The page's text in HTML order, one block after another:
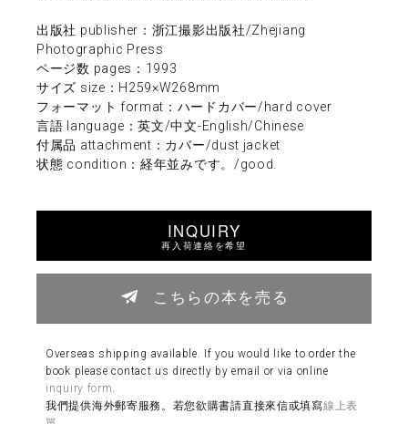
出版社 publisher：浙江撮影出版社/Zhejiang
Photographic Press
ページ数 pages：1993
サイズ size：H259×W268mm
フォーマット format：ハードカバー/hard cover
言語 language：英文/中文-English/Chinese
付属品 attachment：カバー/dust jacket
状態 condition：経年並みです。/good.
INQUIRY
再入荷連絡を希望
こちらの本を売る
Overseas shipping available. If you would like to order the
book please contact us directly by email or via online
inquiry form
我們提供海外郵寄服務。若您欲購書請直接來信或填寫線上表